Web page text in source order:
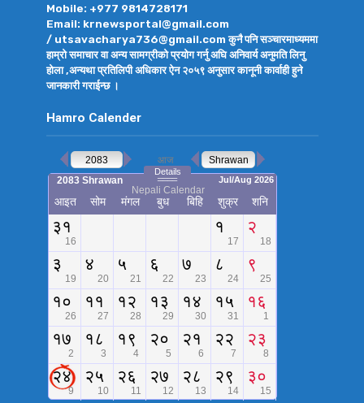
Mobile: +977 9814728171
Email: krnewsportal@gmail.com
/ utsavacharya736@gmail.com कुनै पनि सञ्चारमाध्यममा
हाम्रो समाचार वा अन्य सामग्रीको प्रयोग गर्नु अघि अनिवार्य अनुमति लिनु
होला ,अन्यथा प्रतिलिपी अधिकार ऐन २०५९ अनुसार कानूनी कार्वाही हुने
जानकारी गराईन्छ ।
Hamro Calender